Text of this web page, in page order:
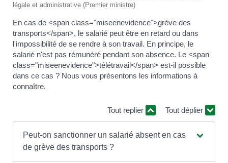
légale et administrative (Premier ministre)
En cas de <span class="miseenevidence">grève des
transports</span>, le salarié peut être en retard ou dans
l'impossibilité de se rendre à son travail. En principe, le
salarié n'est pas rémunéré pendant son absence. Le <span
class="miseenevidence">télétravail</span> est-il possible
dans ce cas ? Nous vous présentons les informations à
connaître.
Tout replier Tout déplier
Peut-on sanctionner un salarié absent en cas
de grève des transports ?